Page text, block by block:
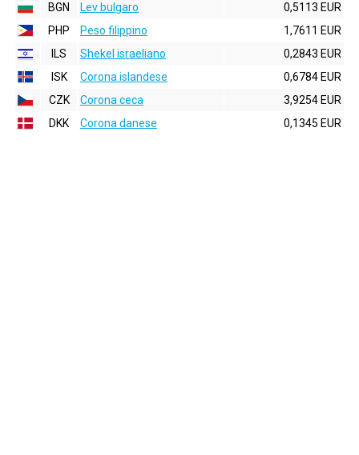
BGN
Lev bulgaro
0,5113 EUR
PHP
Peso filippino
1,7611 EUR
ILS
Shekel israeliano
0,2843 EUR
ISK
Corona islandese
0,6784 EUR
CZK
Corona ceca
3,9254 EUR
DKK
Corona danese 0,1345 EUR